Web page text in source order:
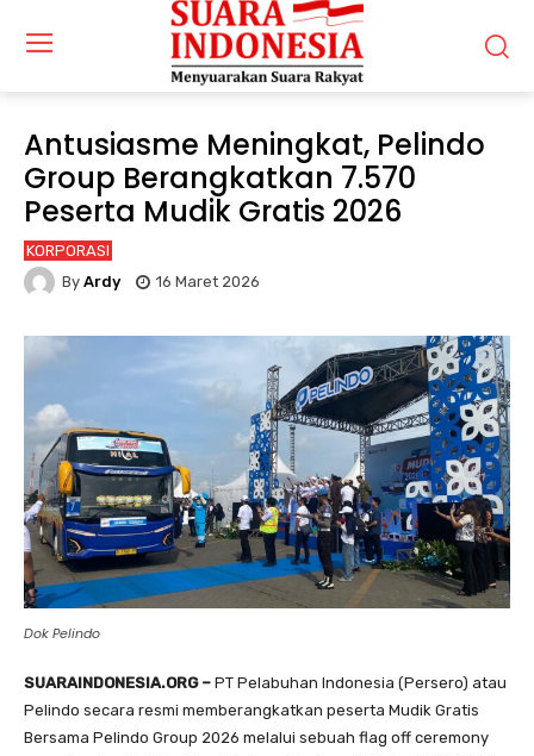
Antusiasme Meningkat, Pelindo
Group Berangkatkan 7.570
Peserta Mudik Gratis 2026
KORPORASI
By Ardy 16 Maret 2026
Dok Pelindo
SUARAINDONESIA.ORG – PT Pelabuhan Indonesia (Persero) atau
Pelindo secara resmi memberangkatkan peserta Mudik Gratis
Bersama Pelindo Group 2026 melalui sebuah flag off ceremony